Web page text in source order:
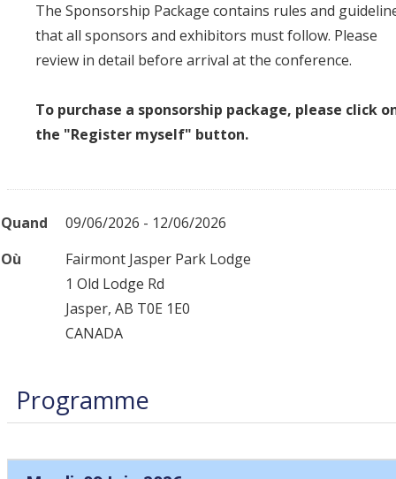
The Sponsorship Package contains rules and
that all sponsors and exhibitors must follow. Please
review in detail before arrival at the conference.
To purchase a sponsorship package, please click
the "Register myself" button.
Quand
09/06/2026 - 12/06/2026
Où
Fairmont Jasper Park Lodge
1 Old Lodge Rd
Jasper, AB T0E 1E0
CANADA
Programme